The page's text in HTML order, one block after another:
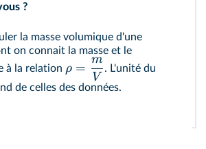
?
la masse volumique d'une
on connait la masse et le
à la relation ρ =
V
m
. L'unité du
de celles des données.